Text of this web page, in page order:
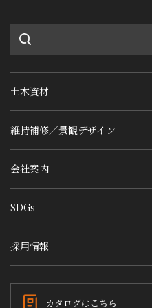
土木資材
維持補修／景観デザイン
会社案内
SDGs
採用情報
カタログはこちら